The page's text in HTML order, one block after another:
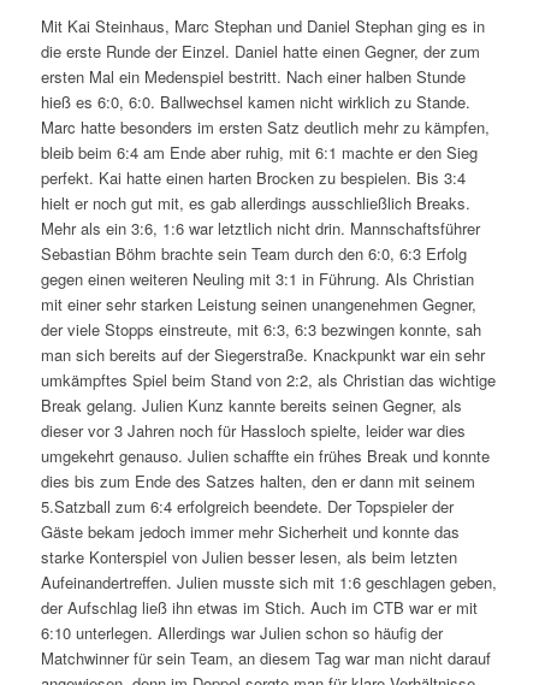
Mit Kai Steinhaus, Marc Stephan und Daniel Stephan ging es in
die erste Runde der Einzel. Daniel hatte einen Gegner, der zum
ersten Mal ein Medenspiel bestritt. Nach einer halben Stunde
hieß es 6:0, 6:0. Ballwechsel kamen nicht wirklich zu Stande.
Marc hatte besonders im ersten Satz deutlich mehr zu kämpfen,
bleib beim 6:4 am Ende aber ruhig, mit 6:1 machte er den Sieg
perfekt. Kai hatte einen harten Brocken zu bespielen. Bis 3:4
hielt er noch gut mit, es gab allerdings ausschließlich Breaks.
Mehr als ein 3:6, 1:6 war letztlich nicht drin. Mannschaftsführer
Sebastian Böhm brachte sein Team durch den 6:0, 6:3 Erfolg
gegen einen weiteren Neuling mit 3:1 in Führung. Als Christian
mit einer sehr starken Leistung seinen unangenehmen Gegner,
der viele Stopps einstreute, mit 6:3, 6:3 bezwingen konnte, sah
man sich bereits auf der Siegerstraße. Knackpunkt war ein sehr
umkämpftes Spiel beim Stand von 2:2, als Christian das wichtige
Break gelang. Julien Kunz kannte bereits seinen Gegner, als
dieser vor 3 Jahren noch für Hassloch spielte, leider war dies
umgekehrt genauso. Julien schaffte ein frühes Break und konnte
dies bis zum Ende des Satzes halten, den er dann mit seinem
5.Satzball zum 6:4 erfolgreich beendete. Der Topspieler der
Gäste bekam jedoch immer mehr Sicherheit und konnte das
starke Konterspiel von Julien besser lesen, als beim letzten
Aufeinandertreffen. Julien musste sich mit 1:6 geschlagen geben,
der Aufschlag ließ ihn etwas im Stich. Auch im CTB war er mit
6:10 unterlegen. Allerdings war Julien schon so häufig der
Matchwinner für sein Team, an diesem Tag war man nicht darauf